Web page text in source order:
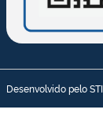
Desenvolvido pelo